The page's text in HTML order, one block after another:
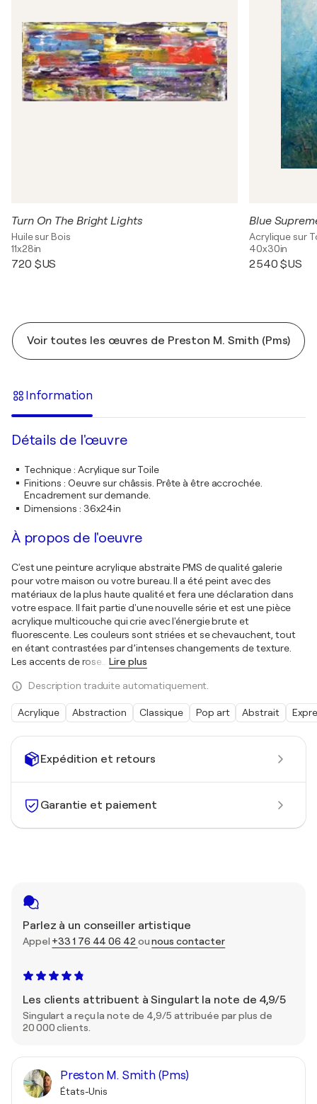
Expédition et retours
Garantie et paiement
Parlez à un conseiller artistique
Appel +33 1 76 44 06 42 ounous contacter
Les clients attribuent à Singulart la note de 4,9/5
Singulart a reçu la note de 4,9/5 attribuée par plus de
20 000 clients.
Preston M. Smith (Pms)
États-Unis
Turn On The Bright Lights
Huile sur Bois
11x28in
720 $US
Blue
Acrylique sur
40x30in
2 540 $US
Voir toutes les œuvres de Preston M. Smith (Pms)
Information
Détails de l'œuvre
Technique: Acrylique sur Toile
Finitions : Oeuvre sur châssis. Prête à être accrochée.
Encadrement sur demande.
Dimensions : 36x24in
À propos de l'oeuvre
C'est une peinture acrylique abstraite PMS de qualité galerie
pour votre maison ou votre bureau. Il a été peint avec des
matériaux de la plus haute qualité et fera une déclaration dans
votre espace. Il fait partie d'une nouvelle série et est une pièce
acrylique multicouche qui crie avec l'énergie brute et
fluorescente. Les couleurs sont striées et se chevauchent, tout
en étant contrastées par d’intenses changements de texture.
Les accents de rose
Lire plus
Description traduite automatiquement.
Acrylique Abstraction Classique Pop art Abstrait